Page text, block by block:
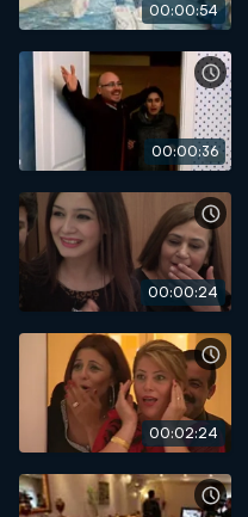
00:00:54
00:00:36
00:00:24
00:02:24